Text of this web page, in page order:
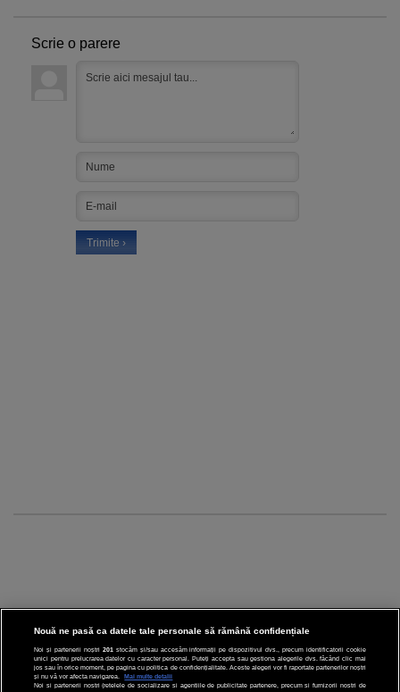
Scrie o parere
CINEMA
Nouă ne pasă ca datele tale personale să rămână confidențiale
Noi și partenerii noștri 201 stocăm și/sau accesăm informații pe dispozitivul dvs., precum identificatorii cookie
unici pentru prelucrarea datelor cu caracter personal. Puteți accepta sau gestiona alegerile dvs. făcând clic mai
jos sau în orice moment, pe pagina cu politica de confidențialitate. Aceste alegeri vor fi raportate partenerilor noștri
și nu vă vor afecta navigarea.
Mai multe detalii
Noi si partenerii nostri (retelele de socializare si agentiile de publicitate partenere, precum si furnizorii nostri de